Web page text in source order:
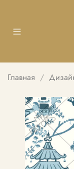
Главная